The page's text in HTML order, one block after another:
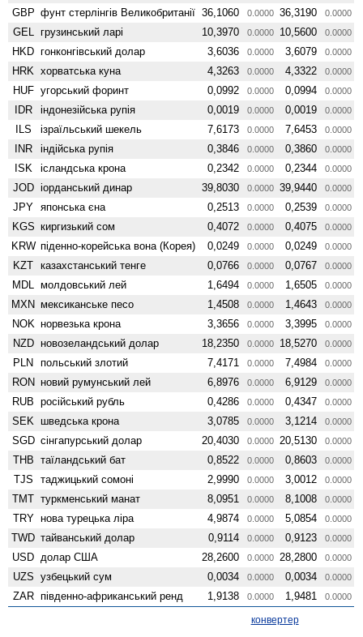
GBP фунт стерлінгів Велико­британії 36,1060 0.0000 36,3190 0.0000
GEL грузинський ларі 10,3970 0.0000 10,5600 0.0000
HKD гонконгівський долар 3,6036 0.0000 3,6079 0.0000
HRK хорватська куна 4,3263 0.0000 4,3322 0.0000
HUF угорський форинт 0,0992 0.0000 0,0994 0.0000
IDR індонезійська рупія 0,0019 0.0000 0,0019 0.0000
ILS ізраїльський шекель 7,6173 0.0000 7,6453 0.0000
INR індійська рупія 0,3846 0.0000 0,3860 0.0000
ISK ісландська крона 0,2342 0.0000 0,2344 0.0000
JOD іорданський динар 39,8030 0.0000 39,9440 0.0000
JPY японська єна 0,2513 0.0000 0,2539 0.0000
KGS киргизький сом 0,4072 0.0000 0,4075 0.0000
KRW піденно-корейська вона (Корея) 0,0249 0.0000 0,0249 0.0000
KZT казахстанський тенге 0,0766 0.0000 0,0767 0.0000
MDL молдовський лей 1,6494 0.0000 1,6505 0.0000
MXN мексиканське песо 1,4508 0.0000 1,4643 0.0000
NOK норвезька крона 3,3656 0.0000 3,3995 0.0000
NZD ново­зеландський долар 18,2350 0.0000 18,5270 0.0000
PLN польський злотий 7,4171 0.0000 7,4984 0.0000
RON новий румунський лей 6,8976 0.0000 6,9129 0.0000
RUB російський рубль 0,4286 0.0000 0,4347 0.0000
SEK шведська крона 3,0785 0.0000 3,1214 0.0000
SGD сінгапурський долар 20,4030 0.0000 20,5130 0.0000
THB таїландський бат 0,8522 0.0000 0,8603 0.0000
TJS таджицький сомоні 2,9990 0.0000 3,0012 0.0000
TMT туркменський манат 8,0951 0.0000 8,1008 0.0000
TRY нова турецька ліра 4,9874 0.0000 5,0854 0.0000
TWD тайванський долар 0,9114 0.0000 0,9123 0.0000
USD долар США 28,2600 0.0000 28,2800 0.0000
UZS узбецький сум 0,0034 0.0000 0,0034 0.0000
ZAR південно-африканський ренд 1,9138 0.0000 1,9481 0.0000
конвертер